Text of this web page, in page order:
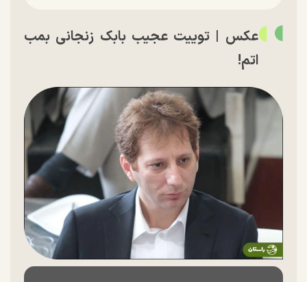
عکس | توییت عجیب بابک زنجانی بمب
اتم!